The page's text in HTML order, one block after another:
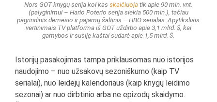
Nors GOT knygų serija kol kasskaičiuojatik apie 90 mln. vnt.
(palyginimui – Hario Poterio serija siekia 500 mln.), tačiau
pagrindinis dėmesio ir pajamų šaltinis – HBO serialas. Apytiksliais
vertinimais TV platforma iš GOT uždirbo apie 3,1 mlrd. $, kai
gamybos ir susiję kaštai sudarė apie 1,5 mlrd. $.
Istorijų pasakojimas tampa priklausomas nuo istorijos
naudojimo – nuo užsakovų sezoniškumo (kaip TV
serialai), nuo leidėjų kalendoriaus (kaip knygų leidimo
sezonai) ar nuo dirbtinio arba ne epizodų skaidymo.